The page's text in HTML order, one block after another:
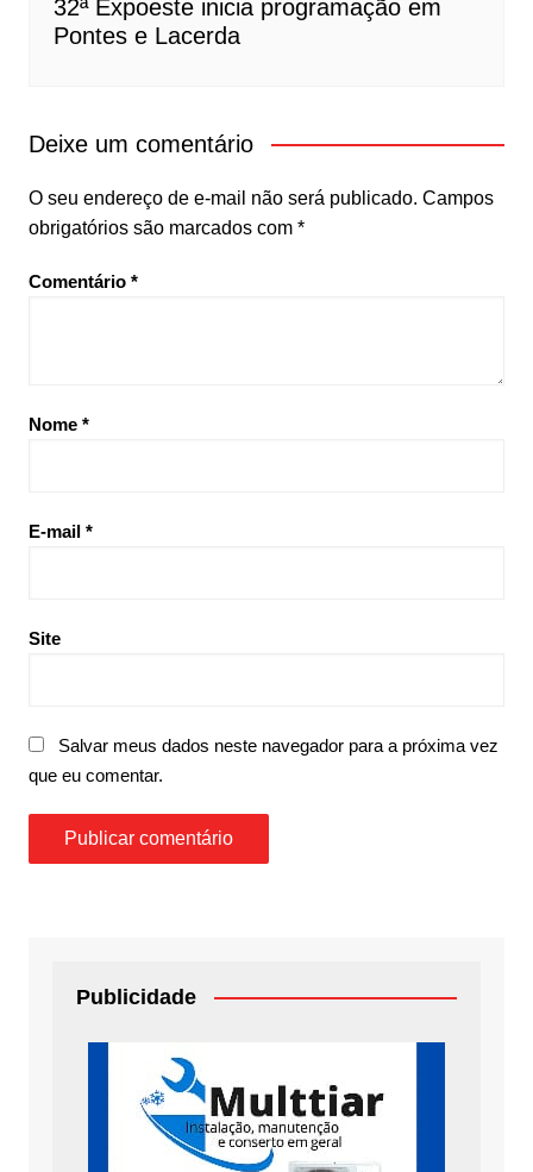
32ª Expoeste inicia programação em
Pontes e Lacerda
Deixe um comentário
O seu endereço de e-mail não será publicado. Campos
obrigatórios são marcados com *
Comentário *
Nome *
E-mail *
Site
Salvar meus dados neste navegador para a próxima vez
que eu comentar.
Publicidade